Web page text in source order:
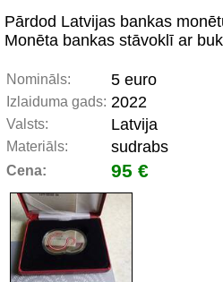
Pārdod Latvijas bankas
Monēta bankas stāvoklī ar
Nomināls: 5 euro
Izlaiduma gads: 2022
Valsts: Latvija
Materiāls: sudrabs
Cena: 95 €